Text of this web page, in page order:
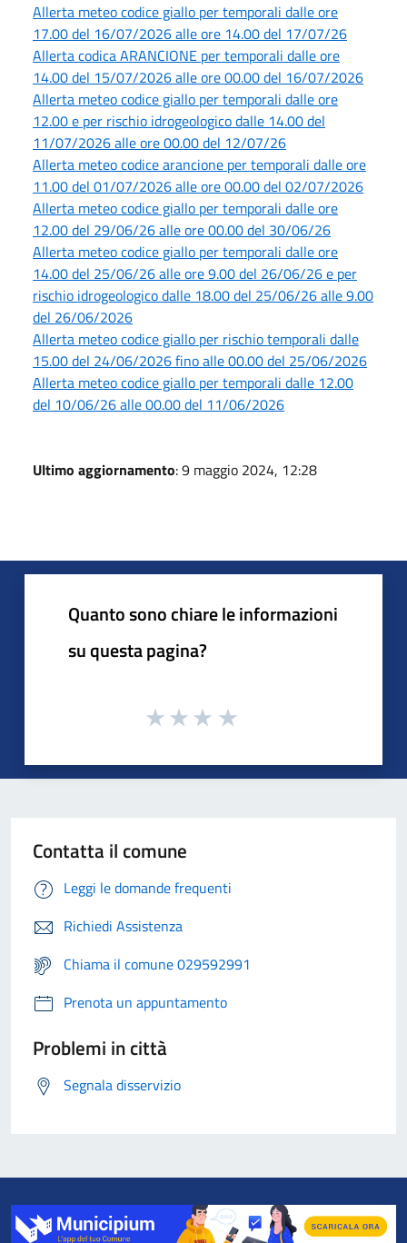
Allerta meteo codice giallo per temporali dalle ore
17.00 del 16/07/2026 alle ore 14.00 del 17/07/26
Allerta codica ARANCIONE per temporali dalle ore
14.00 del 15/07/2026 alle ore 00.00 del 16/07/2026
Allerta meteo codice giallo per temporali dalle ore
12.00 e per rischio idrogeologico dalle 14.00 del
11/07/2026 alle ore 00.00 del 12/07/26
Allerta meteo codice arancione per temporali dalle ore
11.00 del 01/07/2026 alle ore 00.00 del 02/07/2026
Allerta meteo codice giallo per temporali dalle ore
12.00 del 29/06/26 alle ore 00.00 del 30/06/26
Allerta meteo codice giallo per temporali dalle ore
14.00 del 25/06/26 alle ore 9.00 del 26/06/26 e per
rischio idrogeologico dalle 18.00 del 25/06/26 alle 9.00
del 26/06/2026
Allerta meteo codice giallo per rischio temporali dalle
15.00 del 24/06/2026 fino alle 00.00 del 25/06/2026
Allerta meteo codice giallo per temporali dalle 12.00
del 10/06/26 alle 00.00 del 11/06/2026
Ultimo aggiornamento: 9 maggio 2024, 12:28
Quanto sono chiare le informazioni
su questa pagina?
Contatta il comune
Leggi le domande frequenti
Richiedi Assistenza
Chiama il comune 029592991
Prenota un appuntamento
Problemi in città
Segnala disservizio